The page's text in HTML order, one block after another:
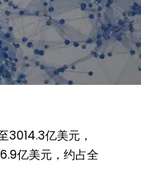
3014.3亿美元，
亿美元，约占全